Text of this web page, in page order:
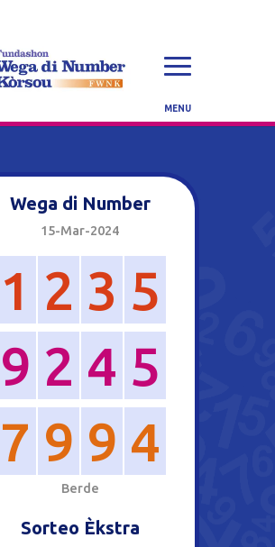
Wega di Number
15-Mar-2024
1 2 3 5
9 2 4 5
7 9 9 4
Berde
Sorteo Èkstra